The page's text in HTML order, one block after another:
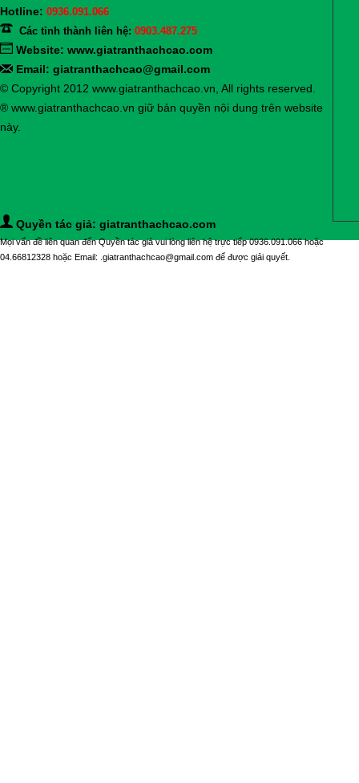
Hotline: 0936.091.066
Các tỉnh thành liên hệ: 0903.487.275
Website: www.giatranthachcao.com
Email: giatranthachcao@gmail.com
© Copyright 2012 www.giatranthachcao.vn, All rights reserved.
® www.giatranthachcao.vn giữ bản quyền nội dung trên website
này.
Quyền tác giả: giatranthachcao.com
Mọi vấn đề liên quan đến Quyền tác giả vui lòng liên hệ trực tiếp 0936.091.066 hoặc
04.66812328 hoặc Email: .giatranthachcao@gmail.com để được giải quyết.